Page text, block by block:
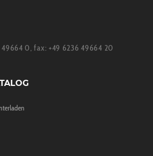
49664 0, fax: +49 6236 49664 20